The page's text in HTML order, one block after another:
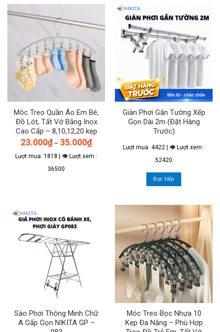
nhiều
biến
thể.
Các
tùy
chọn
được
chọn
trên
trang
sản
phẩm
có
nhiều
biến
thể.
Các
tùy
chọn
có
thể
được
chọn
trên
trang
phẩm
Móc Treo Quần Áo Em Bé,
Đồ Lót, Tất Vớ Bằng Inox
Cao Cấp – 8,10,12,20 kẹp
23.000₫ – 35.000₫Khoảng
giá:
từ
23.000₫
Lượt mua: 1818 | 👁 Lượt xem :
36500
nhiều
thể.
Các
tùy
chọn
có
thể
chọn
trên
Giàn Phơi Gắn Tường Xếp
Gọn Dài 2m (Đặt Hàng
Trước)
Lượt mua: 4422 | 👁 Lượt xem :
52420
Đọc tiếp
Sào Phơi Thông Minh Chữ
A Gấp Gọn NIKITA GP –
Móc Treo Bọc Nhựa 10
Kẹp Đa Năng – Phù Hợp